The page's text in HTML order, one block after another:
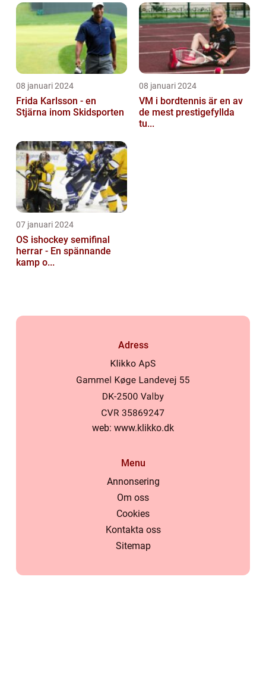
08 januari 2024
Frida Karlsson - en
Stjärna inom Skidsporten
08 januari 2024
VM i bordtennis är en av
de mest prestigefyllda
tu...
07 januari 2024
OS ishockey semifinal
herrar - En spännande
kamp o...
Adress
web: www.klikko.dk
Menu
Annonsering
Om oss
Cookies
Kontakta oss
Sitemap